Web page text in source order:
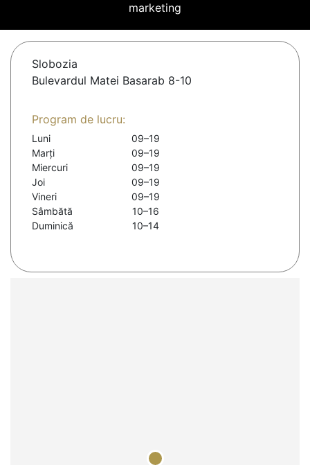
marketing
Slobozia
Bulevardul Matei Basarab 8-10
Program de lucru:
Luni
09–19
Marți
09–19
Miercuri
09–19
Joi
09–19
Vineri
09–19
Sâmbătă
10–16
Duminică
10–14